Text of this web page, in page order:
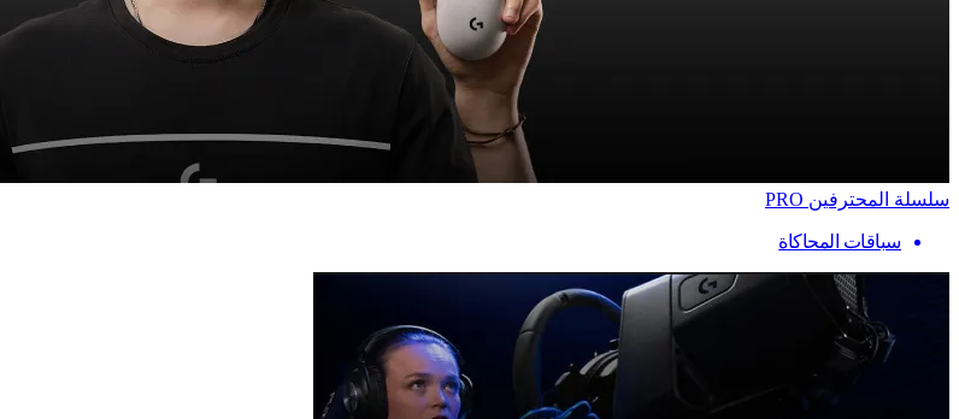
سلسلة المحترفين PRO
سباقات المحاكاة